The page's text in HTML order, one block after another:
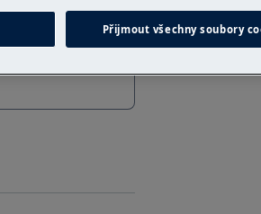
Přijmout všechny soubory